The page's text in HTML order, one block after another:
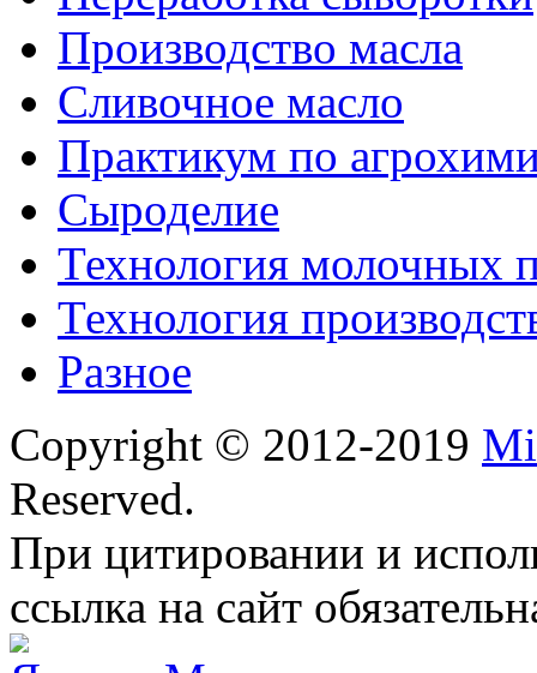
Производство масла
Сливочное масло
Практикум по
Сыроделие
Технология молочных
Технология
Разное
Copyright © 2012-2019
Reserved.
При цитировании и
ссылка на сайт